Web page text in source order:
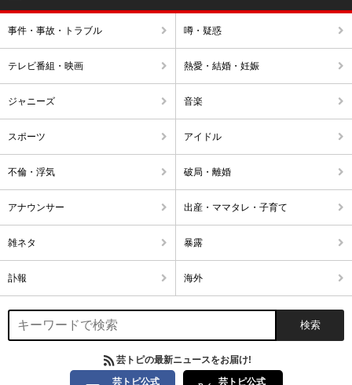
事件・事故・トラブル 噂・疑惑
テレビ番組・映画 熱愛・結婚・妊娠
ジャニーズ 音楽
スポーツ アイドル
不倫・浮気 破局・離婚
アナウンサー 出産・ママタレ・子育て
雑ネタ 暴露
訃報 海外
芸トピの最新ニュースをお届け!
芸トピ公式
芸トピ公式